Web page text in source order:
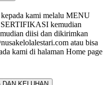
kami melalu MENU
kemudian
diisi dan dikirimkan
atau bisa
kami di halaman Home page